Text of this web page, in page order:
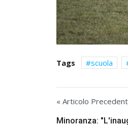
Tags scuola
« Articolo
Minoranza: